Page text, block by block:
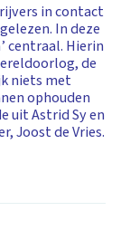
in contact
In deze
centraal. Hierin
de
niets met
ophouden
uit Astrid Sy en
Joost de Vries.